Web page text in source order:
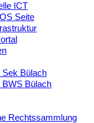
ICT
Seite
Sek Bülach
BWS Bülach
Rechtssammlung